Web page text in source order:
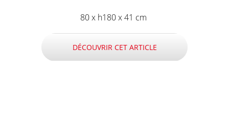
80 x h180 x 41 cm
DÉCOUVRIR CET ARTICLE